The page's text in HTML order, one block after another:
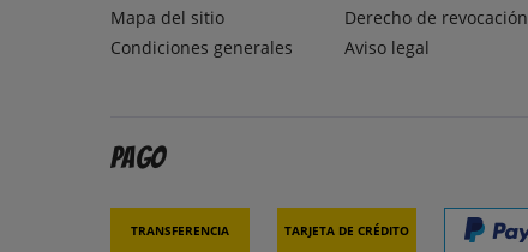
Mapa del sitio
Condiciones generales
Derecho de revocación
Aviso legal
Pago
Transferencia Tarjeta de crédito